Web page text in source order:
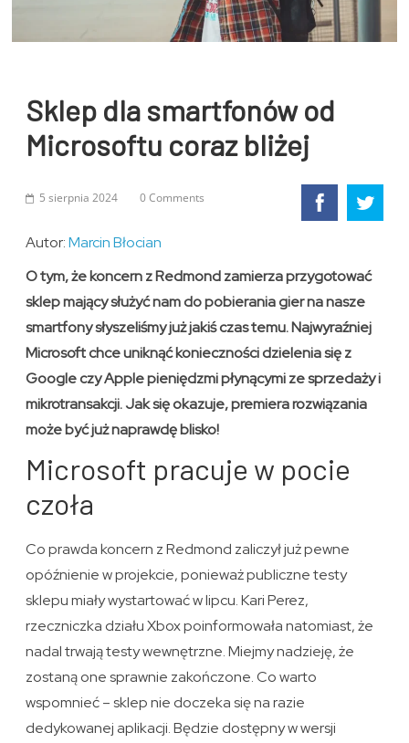
Sklep dla smartfonów od
Microsoftu coraz bliżej
5 sierpnia 2024 0 Comments
Autor:Marcin Błocian
O tym, że koncern z Redmond zamierza przygotować
sklep mający służyć nam do pobierania gier na nasze
smartfony słyszeliśmy już jakiś czas temu. Najwyraźniej
Microsoft chce uniknąć konieczności dzielenia się z
Google czy Apple pieniędzmi płynącymi ze sprzedaży i
mikrotransakcji. Jak się okazuje, premiera rozwiązania
może być już naprawdę blisko!
Microsoft pracuje w pocie
czoła
Co prawda koncern z Redmond zaliczył już pewne
opóźnienie w projekcie, ponieważ publiczne testy
sklepu miały wystartować w lipcu. Kari Perez,
rzeczniczka działu Xbox poinformowała natomiast, że
nadal trwają testy wewnętrzne. Miejmy nadzieję, że
zostaną one sprawnie zakończone. Co warto
wspomnieć – sklep nie doczeka się na razie
dedykowanej aplikacji. Będzie dostępny w wersji